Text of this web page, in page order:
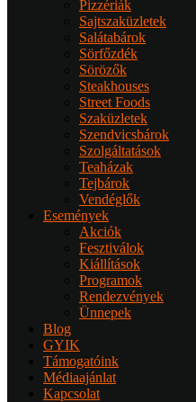
Pizzériák
Sajtszaküzletek
Salátabárok
Sörfőzdék
Sörözők
Steakhouses
Street Foods
Szaküzletek
Szendvicsbárok
Szolgáltatások
Teaházak
Tejbárok
Vendéglők
Események
Akciók
Fesztiválok
Kiállítások
Programok
Rendezvények
Ünnepek
Blog
GYIK
Támogatóink
Médiaajánlat
Kapcsolat